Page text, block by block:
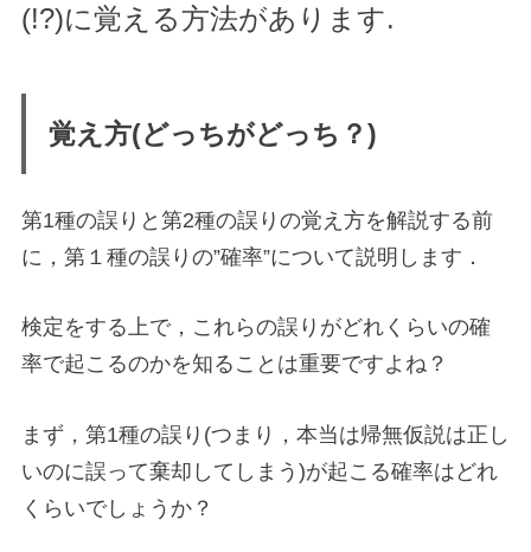
(!?)に覚える方法があります.
覚え方(どっちがどっち？)
第1種の誤りと第2種の誤りの覚え方を解説する前
に，第１種の誤りの”確率”について説明します．
検定をする上で，これらの誤りがどれくらいの確
率で起こるのかを知ることは重要ですよね？
まず，第1種の誤り(つまり，本当は帰無仮説は正し
いのに誤って棄却してしまう)が起こる確率はどれ
くらいでしょうか？